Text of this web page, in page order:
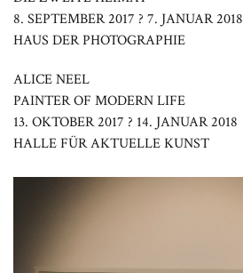
8. SEPTEMBER 2017 ? 7. JANUAR 2018
HAUS DER PHOTOGRAPHIE
ALICE NEEL
PAINTER OF MODERN LIFE
13. OKTOBER 2017 ? 14. JANUAR 2018
HALLE FÜR AKTUELLE KUNST